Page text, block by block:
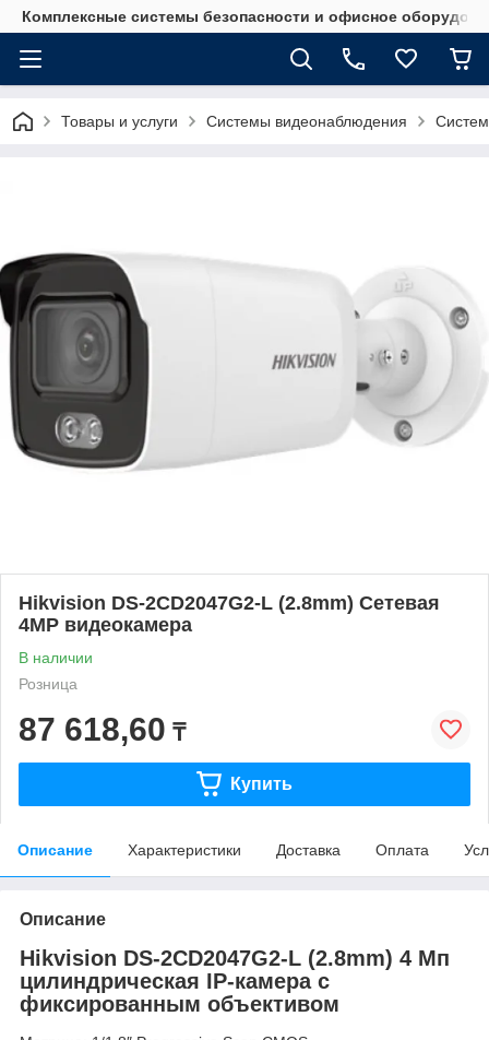
Комплексные системы безопасности и офисное
Товары и услуги Системы видеонаблюдения
Hikvision DS-2CD2047G2-L (2.8mm) Сетевая
4MP видеокамера
В наличии
Розница
87 618,60 ₸
Купить
Описание Характеристики Доставка Оплата
Описание
Hikvision DS-2CD2047G2-L (2.8mm) 4 Мп
цилиндрическая IP-камера с
фиксированным объективом